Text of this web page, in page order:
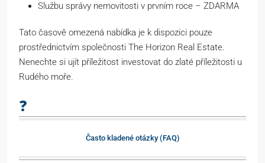
Službu správy nemovitosti v prvním roce – ZDARMA
Tato časově omezená nabídka je k dispozici pouze
prostřednictvím společnosti The Horizon Real Estate.
Nenechte si ujít příležitost investovat do zlaté příležitosti u
Rudého moře.
❓
Často kladené otázky (FAQ)